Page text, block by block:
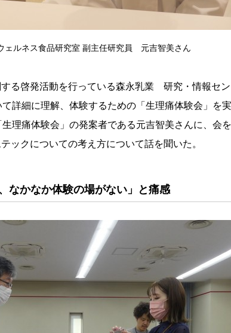
ルネス食品研究室 副主任研究員 元吉智美さん
る啓発活動を行っている森永乳業 研究・情報セ
詳細に理解、体験するための「生理痛体験会」を実
理痛体験会」の発案者である元吉智美さんに、会
ックについての考え方について話を聞いた。
なかなか体験の場がない」と痛感